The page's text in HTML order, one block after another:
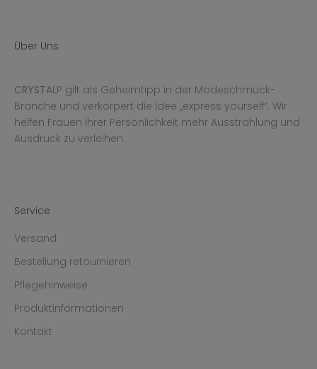
Über Uns
CRYSTALP gilt als Geheimtipp in der Modeschmuck-
Branche und verkörpert die Idee „express yourself“. Wir
helfen Frauen ihrer Persönlichkeit mehr Ausstrahlung und
Ausdruck zu verleihen.
Service
Versand
Bestellung retournieren
Pflegehinweise
Produktinformationen
Kontakt